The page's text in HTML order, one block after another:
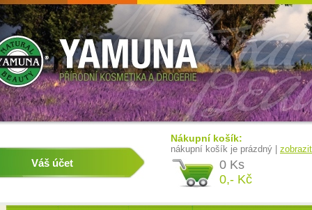
Váš účet
Nákupní košík:
nákupní košík je prázdný |
0 Ks
0,- Kč